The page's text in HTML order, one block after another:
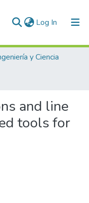
Log In (current)
y Ciencia
and line
tools for